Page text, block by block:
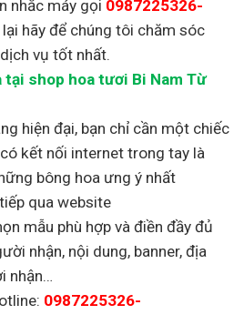
nhắc máy gọi 0987225326-
hãy để chúng tôi chăm sóc
vụ tốt nhất.
tại shop hoa tươi Bi Nam Từ
hiện đại, bạn chỉ cần một chiếc
kết nối internet trong tay là
bông hoa ưng ý nhất
qua website
mẫu phù hợp và điền đầy đủ
nhận, nội dung, banner, địa
nhận…
0987225326-